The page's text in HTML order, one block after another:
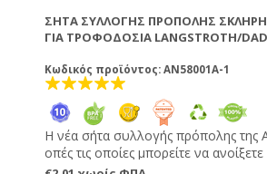
ΣΉΤΑ ΣΥΛΛΟΓΉΣ ΠΡΌΠΟΛΗΣ ΣΚΛΗΡΉ
ΓΙΑ ΤΡΟΦΟΔΟΣΊΑ LANGSTROTH/
Κωδικός προϊόντος: AN58001A-1
Η νέα σήτα συλλογής πρόπολης της
οπές τις οποίες μπορείτε να
τοποθετήσετε από επάνω στερεή